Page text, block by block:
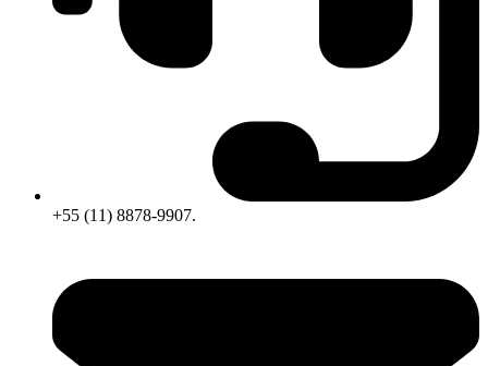
+55 (11) 8878-9907.